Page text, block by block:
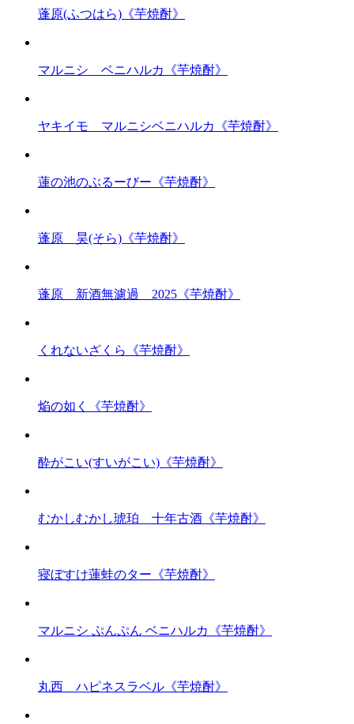
蓬原(ふつはら)《芋焼酎》
マルニシ ベニハルカ《芋焼酎》
ヤキイモ マルニシベニハルカ《芋焼酎》
蓮の池のぶるーびー《芋焼酎》
蓬原 昊(そら)《芋焼酎》
蓬原 新酒無濾過 2025《芋焼酎》
くれないざくら《芋焼酎》
焔の如く《芋焼酎》
酔がこい(すいがこい)《芋焼酎》
むかしむかし琥珀 十年古酒《芋焼酎》
寝ぼすけ蓮蛙のター《芋焼酎》
マルニシ ぷんぷん ベニハルカ《芋焼酎》
丸西 ハピネスラベル《芋焼酎》